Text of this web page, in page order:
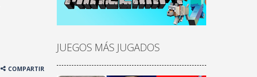
COMPARTIR
JUEGOS MÁS JUGADOS